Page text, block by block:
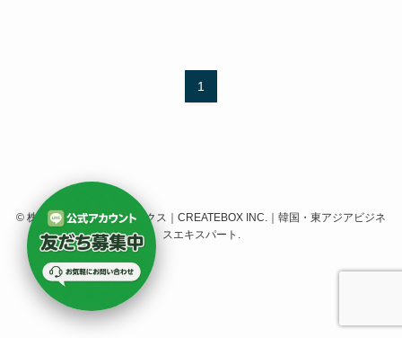
1
© 株式会社クリエイトボックス｜CREATEBOX INC.｜韓国・東アジアビジネ
スエキスパート.